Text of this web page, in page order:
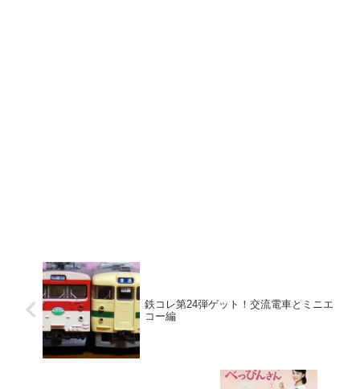
鉄コレ第24弾ゲット！交流電車とミニエ
コー編